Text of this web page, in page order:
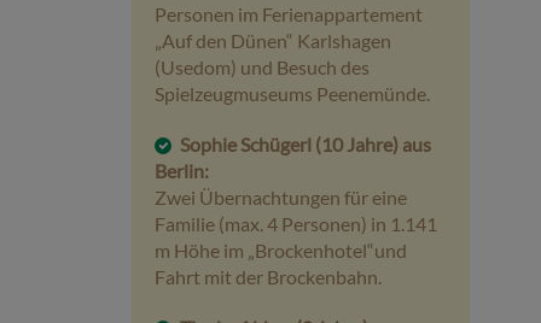
Personen im Ferienappartement
„Auf den Dünen“ Karlshagen
(Usedom) und Besuch des
Spielzeugmuseums Peenemünde.
Sophie Schügerl (10 Jahre) aus
Berlin:
Zwei Übernachtungen für eine
Familie (max. 4 Personen) in 1.141
m Höhe im „Brockenhotel“und
Fahrt mit der Brockenbahn.